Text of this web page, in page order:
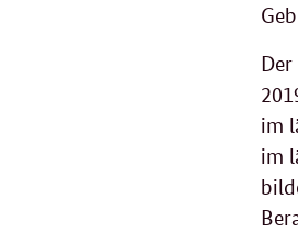
Der
im
im